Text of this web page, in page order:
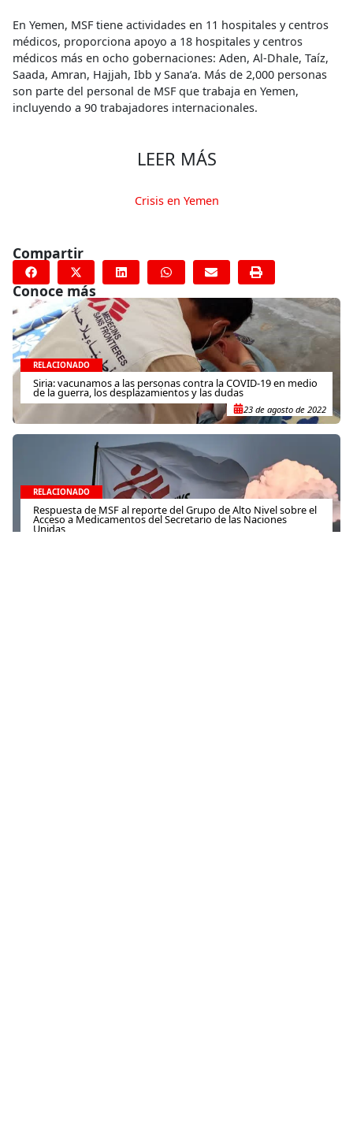
En Yemen, MSF tiene actividades en 11 hospitales y centros
médicos, proporciona apoyo a 18 hospitales y centros
médicos más en ocho gobernaciones: Aden, Al-Dhale, Taíz,
Saada, Amran, Hajjah, Ibb y Sana’a. Más de 2,000 personas
son parte del personal de MSF que trabaja en Yemen,
incluyendo a 90 trabajadores internacionales.
LEER MÁS
Crisis en Yemen
Compartir
Conoce más
RELACIONADO
Siria: vacunamos a las personas contra la COVID-19 en medio
de la guerra, los desplazamientos y las dudas
23 de agosto de 2022
RELACIONADO
Respuesta de MSF al reporte del Grupo de Alto Nivel sobre el
Acceso a Medicamentos del Secretario de las Naciones
Unidas